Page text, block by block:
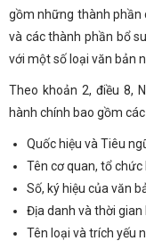
gồm những thành phần
và các thành phần bổ
với một số loại văn bản
Theo khoản 2, điều 8,
hành chính bao gồm
Quốc hiệu và Tiêu
Tên cơ quan, tổ chức
Số, ký hiệu của văn
Địa danh và thời gian
Tên loại và trích yếu